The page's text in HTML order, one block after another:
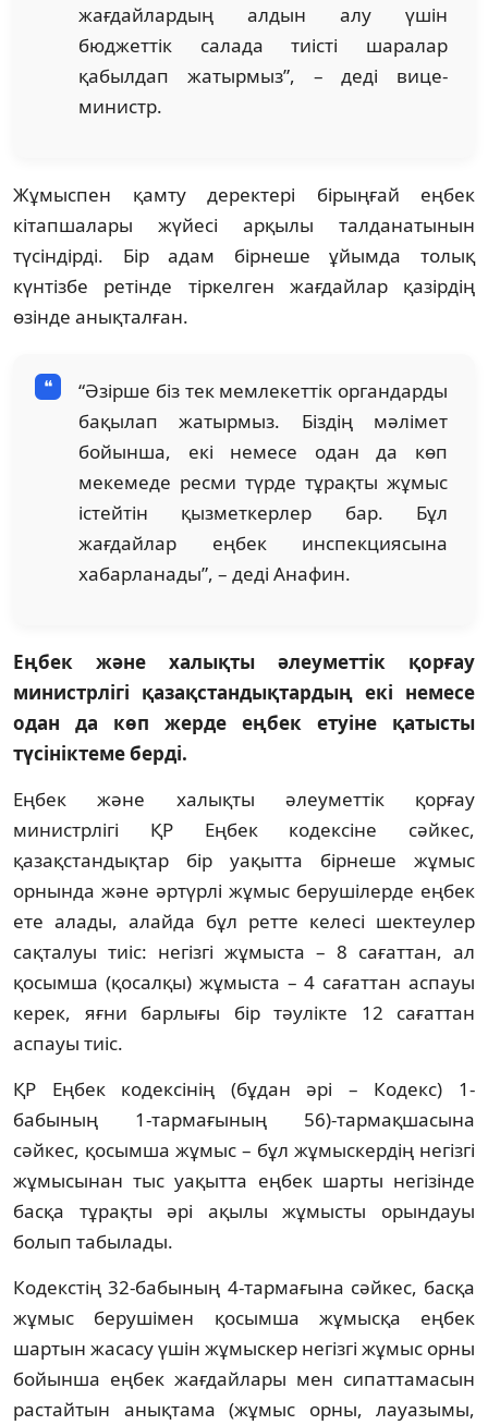
жағдайлардың алдын алу үшін
бюджеттік салада тиісті шаралар
қабылдап жатырмыз”, – деді вице-
министр.
Жұмыспен қамту деректері бірыңғай еңбек
кітапшалары жүйесі арқылы талданатынын
түсіндірді. Бір адам бірнеше ұйымда толық
күнтізбе ретінде тіркелген жағдайлар қазірдің
өзінде анықталған.
“Әзірше біз тек мемлекеттік органдарды
бақылап жатырмыз. Біздің мәлімет
бойынша, екі немесе одан да көп
мекемеде ресми түрде тұрақты жұмыс
істейтін қызметкерлер бар. Бұл
жағдайлар еңбек инспекциясына
хабарланады”, – деді Анафин.
Еңбек және халықты әлеуметтік қорғау
министрлігі қазақстандықтардың екі немесе
одан да көп жерде еңбек етуіне қатысты
түсініктеме берді.
Еңбек және халықты әлеуметтік қорғау
министрлігі ҚР Еңбек кодексіне сәйкес,
қазақстандықтар бір уақытта бірнеше жұмыс
орнында және әртүрлі жұмыс берушілерде еңбек
ете алады, алайда бұл ретте келесі шектеулер
сақталуы тиіс: негізгі жұмыста – 8 сағаттан, ал
қосымша (қосалқы) жұмыста – 4 сағаттан аспауы
керек, яғни барлығы бір тәулікте 12 сағаттан
аспауы тиіс.
ҚР Еңбек кодексінің (бұдан әрі – Кодекс) 1-
бабының 1-тармағының 56)-тармақшасына
сәйкес, қосымша жұмыс – бұл жұмыскердің негізгі
жұмысынан тыс уақытта еңбек шарты негізінде
басқа тұрақты әрі ақылы жұмысты орындауы
болып табылады.
Кодекстің 32-бабының 4-тармағына сәйкес, басқа
жұмыс берушімен қосымша жұмысқа еңбек
шартын жасасу үшін жұмыскер негізгі жұмыс орны
бойынша еңбек жағдайлары мен сипаттамасын
растайтын анықтама (жұмыс орны, лауазымы,